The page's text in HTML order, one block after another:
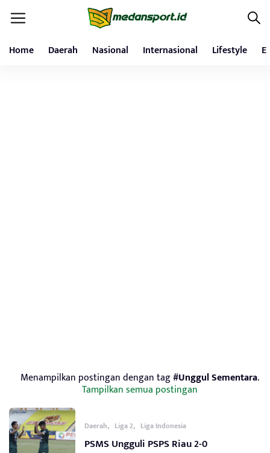
Home Daerah Nasional Internasional Lifestyle
Menampilkan postingan dengan tag#Unggul Sementara.
Tampilkan semua postingan
Daerah, Liga 2, Liga Indonesia
PSMS Ungguli PSPS Riau 2-0